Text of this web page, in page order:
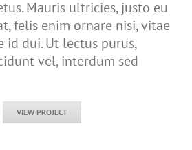
Mauris ultricies, justo eu
felis enim ornare nisi, vitae
dui. Ut lectus purus,
vel, interdum sed
VIEW PROJECT